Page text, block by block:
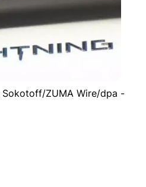
Sokotoff/ZUMA Wire/dpa -